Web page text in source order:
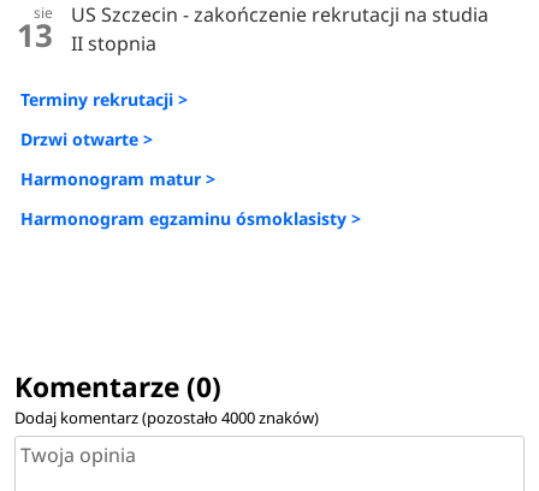
sie
13
US Szczecin - zakończenie rekrutacji na studia
II stopnia
Terminy rekrutacji >
Drzwi otwarte >
Harmonogram matur >
Harmonogram egzaminu ósmoklasisty >
Komentarze (0)
Dodaj komentarz (pozostało4000znaków)